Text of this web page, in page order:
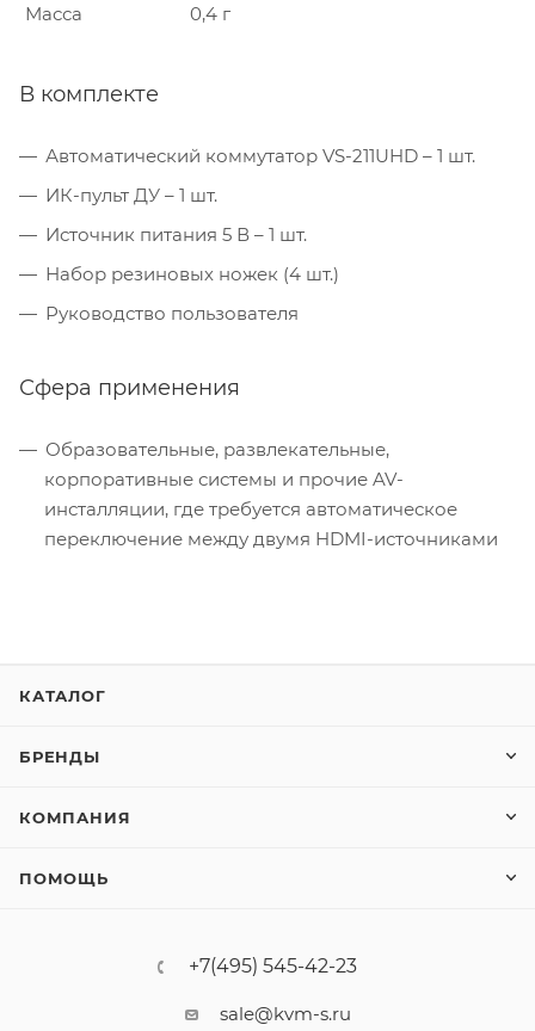
Масса 0,4 г
В комплекте
Автоматический коммутатор VS-211UHD – 1 шт.
ИК-пульт ДУ – 1 шт.
Источник питания 5 В – 1 шт.
Набор резиновых ножек (4 шт.)
Руководство пользователя
Сфера применения
Образовательные, развлекательные,
корпоративные системы и прочие AV-
инсталляции, где требуется автоматическое
переключение между двумя HDMI-источниками
КАТАЛОГ
БРЕНДЫ
КОМПАНИЯ
ПОМОЩЬ
+7(495) 545-42-23
sale@kvm-s.ru